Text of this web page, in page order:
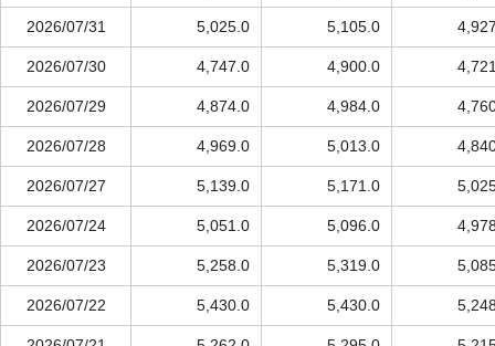
2026/07/31 5,025.0 5,105.0
2026/07/30 4,747.0 4,900.0
2026/07/29 4,874.0 4,984.0
2026/07/28 4,969.0 5,013.0
2026/07/27 5,139.0 5,171.0
2026/07/24 5,051.0 5,096.0
2026/07/23 5,258.0 5,319.0
2026/07/22 5,430.0 5,430.0